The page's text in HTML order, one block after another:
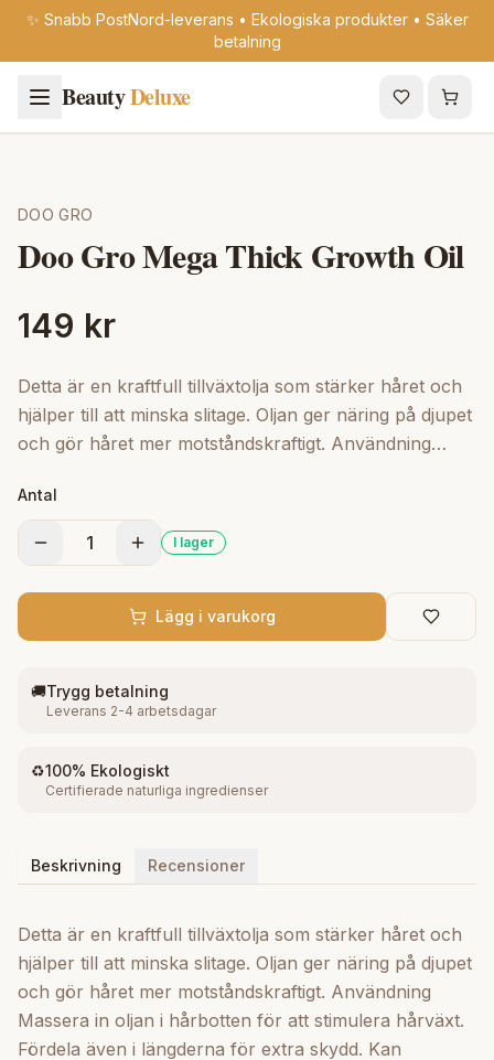
✨ Snabb PostNord-leverans • Ekologiska produkter • Säker
betalning
BeautyDeluxe
DOO GRO
Doo Gro Mega Thick Growth Oil
149 kr
Detta är en kraftfull tillväxtolja som stärker håret och
hjälper till att minska slitage. Oljan ger näring på djupet
och gör håret mer motståndskraftigt. Användning
Fördela även i längderna för extra skydd. Kan
användas dagligen eller som intensiv oljekur.
Antal
1 I lager
Lägg i varukorg
🚚Trygg betalning
Leverans 2-4 arbetsdagar
♻️100% Ekologiskt
Certifierade naturliga ingredienser
Beskrivning Recensioner
Detta är en kraftfull tillväxtolja som stärker håret och
hjälper till att minska slitage. Oljan ger näring på djupet
och gör håret mer motståndskraftigt. Användning
Massera in oljan i hårbotten för att stimulera hårväxt.
Fördela även i längderna för extra skydd. Kan